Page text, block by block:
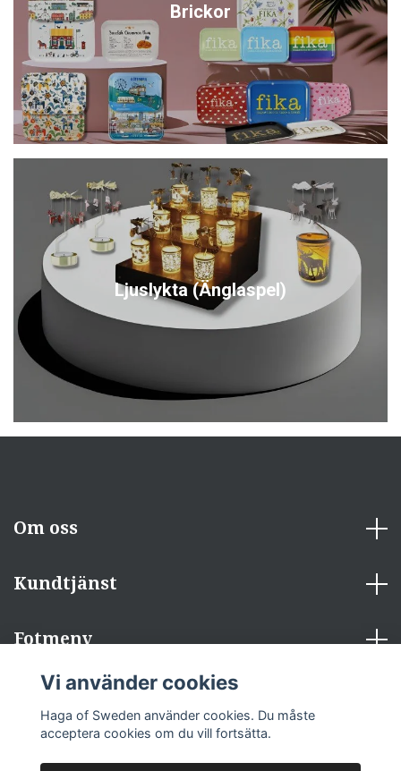
Brickor
Ljuslykta (Änglaspel)
Om oss
Kundtjänst
Fotmeny
Sociala medier
Vi använder cookies
Haga of Sweden använder cookies. Du måste
acceptera cookies om du vill fortsätta.